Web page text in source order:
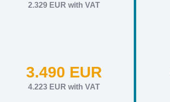
2.329 EUR with VAT
3.490 EUR
4.223 EUR with VAT